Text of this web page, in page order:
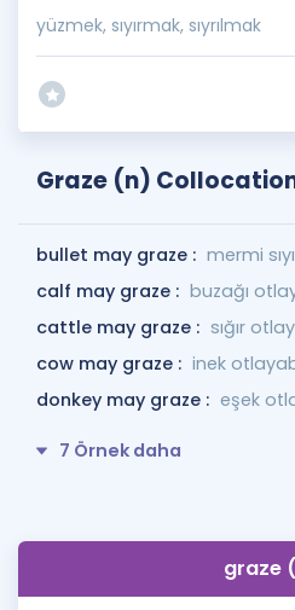
yüzmek, sıyırmak, sıyrılmak
Graze (n)
bullet may graze : mermi
calf may graze : buzağı
cattle may graze : sığır
cow may graze : inek
donkey may graze : eşek
7 Örnek daha
graze